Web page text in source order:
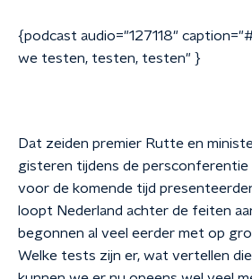
{podcast audio="127118"
we testen, testen, testen" }
Dat zeiden premier Rutte en
gisteren tijdens de persconferentie
voor de komende tijd
loopt Nederland achter de feiten
begonnen al veel eerder met op
Welke tests zijn er, wat vertellen